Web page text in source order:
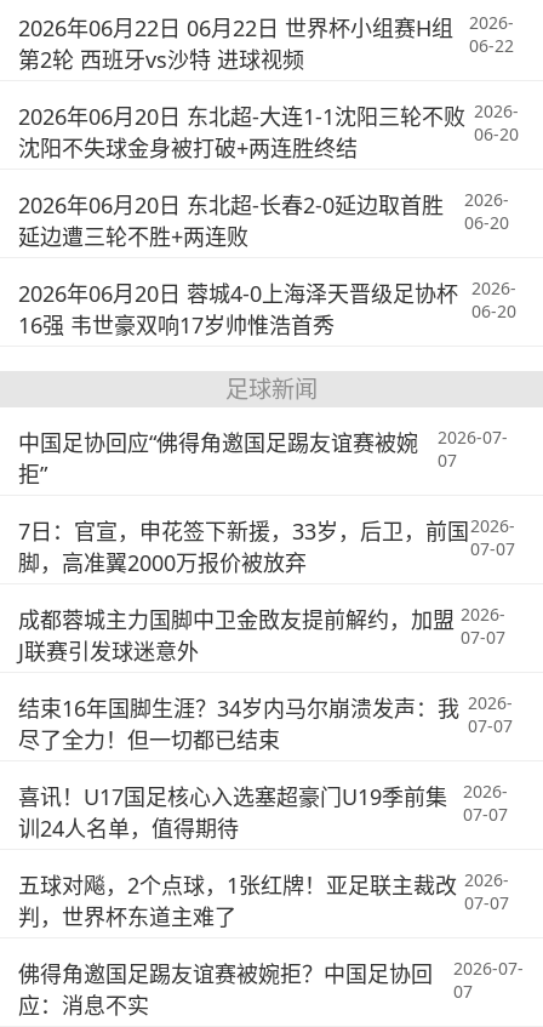
2026年06月22日 06月22日 世界杯小组赛H组
第2轮 西班牙vs沙特 进球视频
2026-
06-22
2026年06月20日 东北超-大连1-1沈阳三轮不败
沈阳不失球金身被打破+两连胜终结
2026-
06-20
2026年06月20日 东北超-长春2-0延边取首胜
延边遭三轮不胜+两连败
2026-
06-20
2026年06月20日 蓉城4-0上海泽天晋级足协杯
16强 韦世豪双响17岁帅惟浩首秀
2026-
06-20
足球新闻
中国足协回应“佛得角邀国足踢友谊赛被婉
拒”
2026-07-
07
7日：官宣，申花签下新援，33岁，后卫，前国
脚，高准翼2000万报价被放弃
2026-
07-07
成都蓉城主力国脚中卫金敃友提前解约，加盟
J联赛引发球迷意外
2026-
07-07
结束16年国脚生涯？34岁内马尔崩溃发声：我
尽了全力！但一切都已结束
2026-
07-07
喜讯！U17国足核心入选塞超豪门U19季前集
训24人名单，值得期待
2026-
07-07
五球对飚，2个点球，1张红牌！亚足联主裁改
判，世界杯东道主难了
2026-
07-07
佛得角邀国足踢友谊赛被婉拒？中国足协回
应：消息不实
2026-07-
07